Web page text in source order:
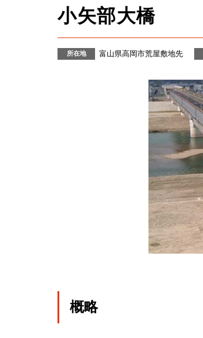
小矢部大橋
所在地 富山県高岡市荒屋敷地先
概略